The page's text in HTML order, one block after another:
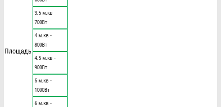
Площадь
3.5 м.кв -
700Вт
4 м.кв -
800Вт
4.5 м.кв -
900Вт
5 м.кв -
1000Вт
6 м.кв -